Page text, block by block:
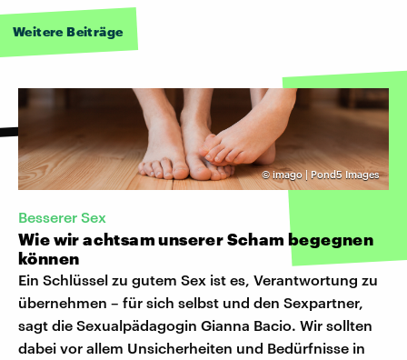
Weitere Beiträge
©imago | Pond5 Images
Besserer Sex
Wie wir achtsam unserer Scham begegnen
können
Ein Schlüssel zu gutem Sex ist es, Verantwortung zu
übernehmen – für sich selbst und den Sexpartner,
sagt die Sexualpädagogin Gianna Bacio. Wir sollten
dabei vor allem Unsicherheiten und Bedürfnisse in